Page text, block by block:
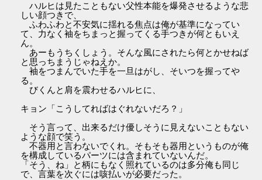
ハルヒは見たこともない父性本能を爆発させるような悲
しい顔つきで、
ふわふわと不安気に揺れる焦点は俺が基準になってい
て、力なく袖をちまっと握ってくる手つきが何ともいえ
ん。
あーもうちくしょう。そんな風にされたら何とかせねば
と思っちまうじゃねえか。
袖をつまんでいた手を一旦はがし、そいつを握ってや
る。
びくんと肩を震わせるハルヒに、
キョン「こうしてればはぐれないだろ？」
そう言って、出来るだけ優しそうに見えないこともない
ような顔で笑う。
不器用と言わないでくれ。そもそも器用というものが俺
を構成しているパーツには含まれていないんだ。
「そう、ね」と柄にもなく照れているのは多分俺も同じ
で、言葉を次ぐには咳払いが必要だった。